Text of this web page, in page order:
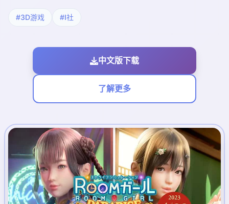
#3D游戏 #I社
中文版下载
了解更多